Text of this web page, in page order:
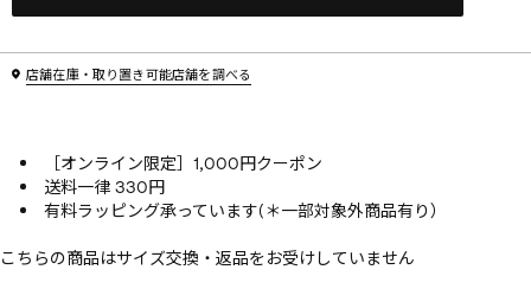
店舗在庫・取り置き可能店舗を調べる
［オンライン限定］1,000円クーポン
送料一律 330円
有料ラッピング承っています(＊一部対象外商品有り）
こちらの商品はサイズ交換・返品をお受けしていません